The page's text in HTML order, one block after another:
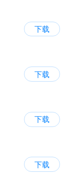
下载
下载
下载
下载